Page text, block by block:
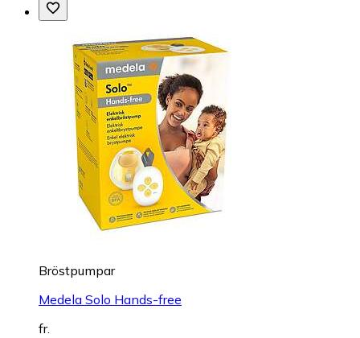
Bröstpumpar
Medela Solo Hands-free
fr.